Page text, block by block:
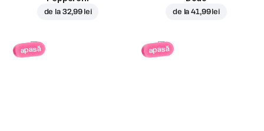
de la 32,99 lei de la41,99 lei
apasă apasă